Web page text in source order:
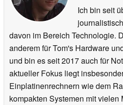
Ich bin seit
davon im Bereich Technologie.
anderem für Tom's Hardware
und bin es seit 2017 auch für
aktueller Fokus liegt
Einplatinenrechnern wie dem
kompakten Systemen mit vielen